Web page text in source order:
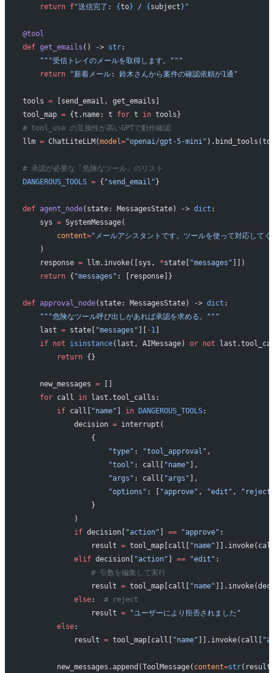
    return
f"送信完了: {to} / { subject } "
@tool
def get_emails () -> str:
    """受信トレイのメールを取得します。"""
    return
"新着メール: 鈴木さんから案件の確認依頼が1通"
tools = [send_email, get_emails]
tool_map = {t.name: t for t in tools}
# tool_use の互換性が高いGPTで動作確認
llm = ChatLiteLLM(model="openai/gpt-5-mini"
# 承認が必要な「危険なツール」のリスト
DANGEROUS_TOOLS = { "send_email" }
def agent_node(state: MessagesState) -> dict :
    sys
= SystemMessage(
        content
="メールアシスタントです。ツールを使って対応して
    )
    response
= llm.invoke([sys, *state[ "messages" ]])
    return
{ "messages" : [response]}
def approval_node(state: MessagesState) -> dict :
    """危険なツール呼び出しがあれば承認を求める。"""
    last
= state[ "messages" -1]
    if
not isinstance(last, AIMessage) or not
        return
{}
    new_messages
= []
    for
call in last.tool_calls:
        if
call[ "name" in DANGEROUS_TOOLS:
            decision
= interrupt(
                {
                    "type"
: "tool_approval" ,
                    "tool"
: call[ "name" ],
                    "args"
: call[ "args" ],
                    "options"
: [ "approve" , "edit" ,
                }
            )
            if
decision[ "action" == "approve" :
                result
= tool_map[call[ "name"
            elif
decision[ "action" == "edit" :
                # 引数を編集して実行
                result
= tool_map[call[ "name"
            else
: # reject
                result
= "ユーザーにより拒否されました"
        else
:
            result
= tool_map[call[ "name" ]].invoke(call[
        new_messages.append(ToolMessage(
content=str